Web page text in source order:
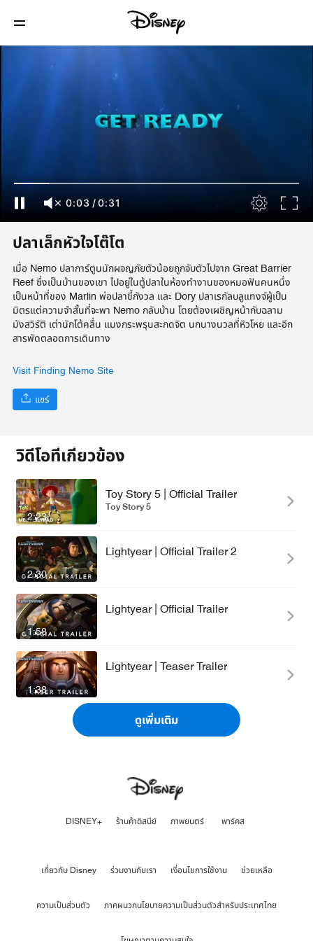
0:03 /0:31
ปลาเล็กหัวใจโต๊โต
เมื่อ Nemo ปลาการ์ตูนนักผจญภัยตัวน้อยถูกจับตัวไปจาก Great Barrier
Reef ซึ่งเป็นบ้านของเขา ไปอยู่ในตู้ปลาในห้องทำงานของหมอฟันคนหนึ่ง
เป็นหน้าที่ของ Marlin พ่อปลาขี้กังวล และ Dory ปลาเรกัลบลูแทงจ์ผู้เป็น
มิตรแต่ความจำสั้นที่จะพา Nemo กลับบ้าน โดยต้องเผชิญหน้ากับฉลาม
มังสวิรัติ เต่านักโต้คลื่น แมงกระพรุนสะกดจิต นกนางนวลที่หิวโหย และอีก
สารพัดตลอดการเดินทาง
Visit Finding Nemo Site
แชร์
วิดีโอที่เกี่ยวข้อง
2:23
Toy Story 5 | Official Trailer
Toy Story 5
2:30
Lightyear | Official Trailer 2
1:58
Lightyear | Official Trailer
1:38
Lightyear | Teaser Trailer
ดูเพิ่มเติม
DISNEY+ ร้านค้าดิสนีย์ ภาพยนตร์ พาร์คส
เกี่ยวกับ Disney ร่วมงานกับเรา เงื่อนไขการใช้งาน ช่วยเหลือ
ความเป็นส่วนตัว ภาคผนวกนโยบายความเป็นส่วนตัวสำหรับประเทศไทย